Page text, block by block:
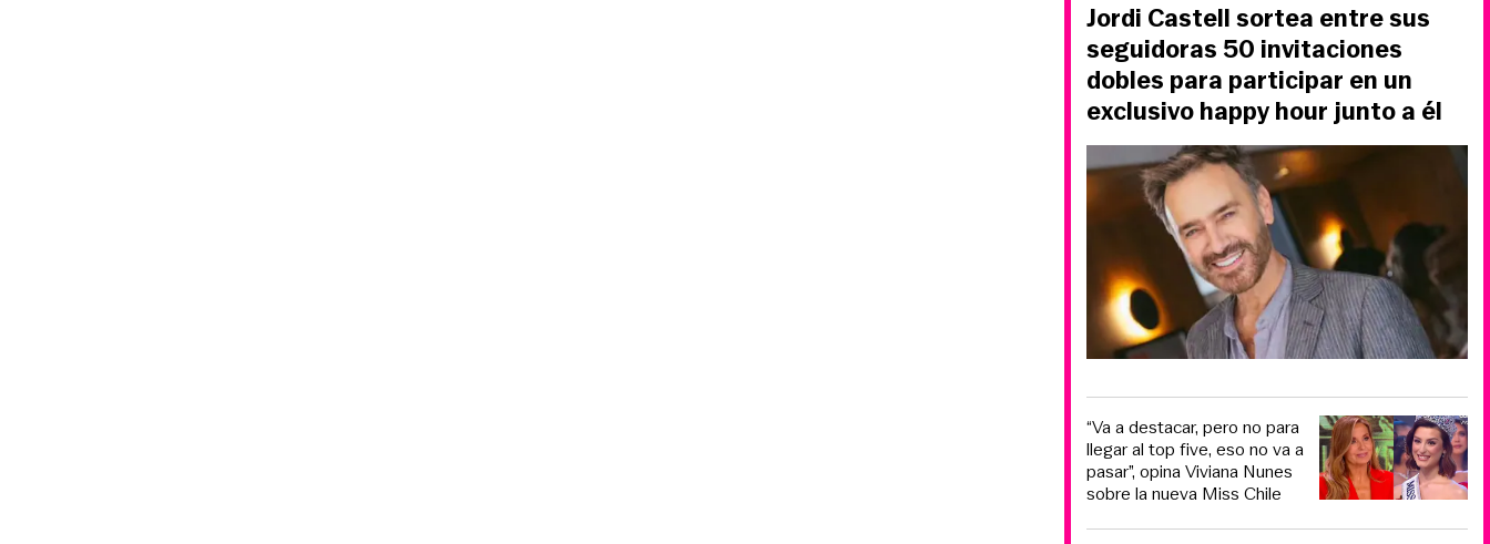
Jordi Castell sortea entre sus
seguidoras 50 invitaciones
dobles para participar en un
exclusivo happy hour junto a él
“Va a destacar, pero no para
llegar al top five, eso no va a
pasar”, opina Viviana Nunes
sobre la nueva Miss Chile